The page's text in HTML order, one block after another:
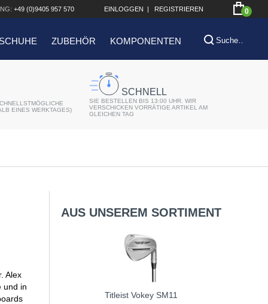
+49 (0)9405 957 570 EINLOGGEN | REGISTRIEREN 0
ZUBEHÖR KOMPONENTEN
EINES WERKTAGES)
SCHNELL
SIE BESTELLEN BIS 13:00 UHR. WIR
VERSCHICKEN VORRÄTIGE ARTIKEL AM
GLEICHEN TAG
Alex
und in
AUS UNSEREM SORTIMENT
Titleist Vokey SM11